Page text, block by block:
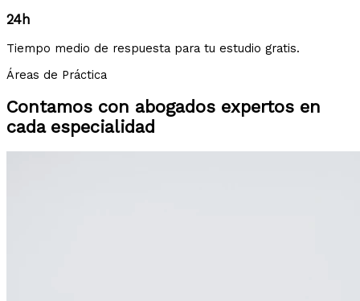
24h
Tiempo medio de respuesta para tu estudio gratis.
Áreas de Práctica
Contamos con abogados expertos en
cada especialidad